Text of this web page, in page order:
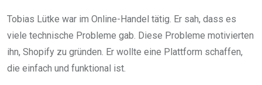
Tobias Lütke war im Online-Handel tätig. Er sah, dass es
viele technische Probleme gab. Diese Probleme motivierten
ihn, Shopify zu gründen. Er wollte eine Plattform schaffen,
die einfach und funktional ist.